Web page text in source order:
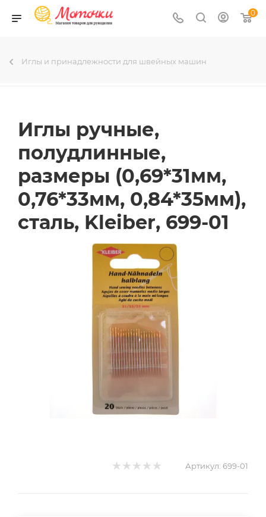
0
Иглы и принадлежности для швейных машин
Иглы ручные,
полудлинные,
размеры (0,69*31мм,
0,76*33мм, 0,84*35мм),
сталь, Kleiber, 699-01
Артикул: 699-01